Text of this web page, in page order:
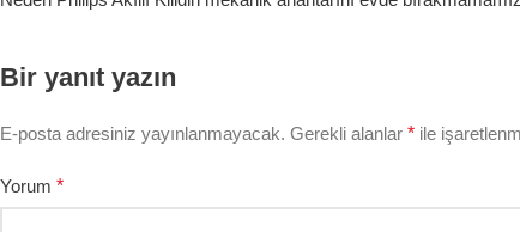
Bir yanıt yazın
E-posta adresiniz yayınlanmayacak. Gerekli alanlar * ile
Yorum *